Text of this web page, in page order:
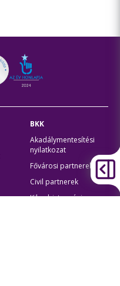
BKK
Akadálymentesítési
nyilatkozat
Fővárosi partnerek
Civil partnerek
Kiberbiztonsági